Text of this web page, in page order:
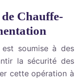
Chauffe-
est soumise à des
la sécurité des
cette opération à